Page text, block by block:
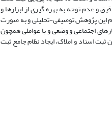
و عدم توجه‌ به‌ بهره گیری از ابزارها و
این پژوهش توصیفی-تحلیلی و به صورت
اجتماعی‌ و وضعی‌ و با عواملی همچون
اسناد و املاک‌، ایجاد نظام جامع‌ ثبت‌